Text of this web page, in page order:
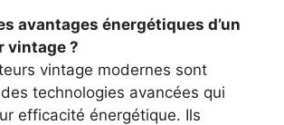
avantages énergétiques d’un
vintage ?
vintage modernes sont
technologies avancées qui
efficacité énergétique. Ils